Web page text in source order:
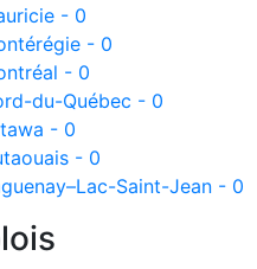
- 0
- 0
- 0
du-Québec - 0
- 0
- 0
Saint-Jean - 0